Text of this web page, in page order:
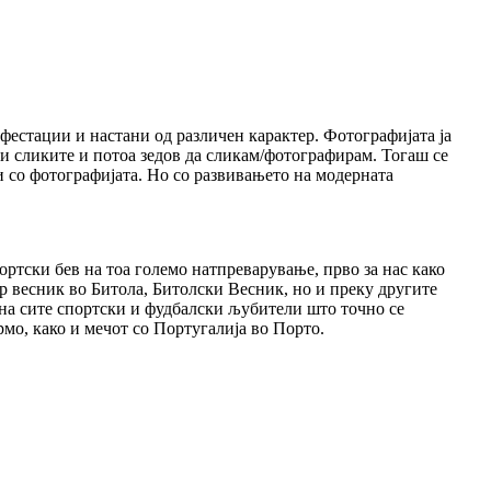
и настани од различен карактер. Фотографијата ја
сликите и потоа зедов да сликам/фотографирам. Тогаш се
фотографијата. Но со развивањето на модерната
бев на тоа големо натпреварување, прво за нас како
весник во Битола, Битолски Весник, но и преку другите
сите спортски и фудбалски љубители што точно се
како и мечот со Португалија во Порто.